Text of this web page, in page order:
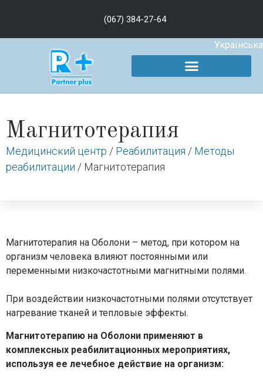
(067) 384-27-64
Українська
Магнитотерапия
Медицинский центр / Реабилитация / Методы
реабилитации / Магнитотерапия
Магнитотерапия на Оболони – метод, при котором на
организм человека влияют постоянными или
переменными низкочастотными магнитными полями.
При воздействии низкочастотными полями отсутствует
нагревание тканей и тепловые эффекты.
Магнитотерапию на Оболони применяют в
комплексных реабилитационных мероприятиях,
используя ее лечебное действие на организм: